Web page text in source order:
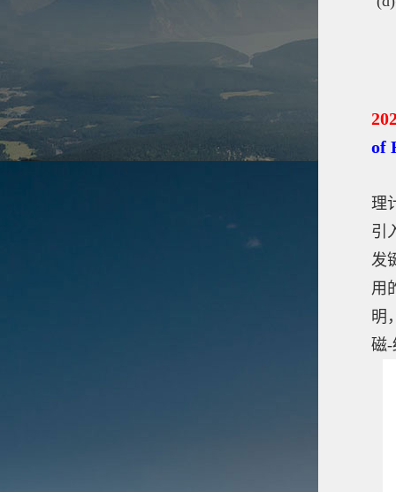
of
理
引
发
用
明
磁-